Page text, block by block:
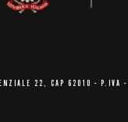
22, CAP 62010 - P.IVA